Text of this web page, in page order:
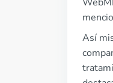
Así